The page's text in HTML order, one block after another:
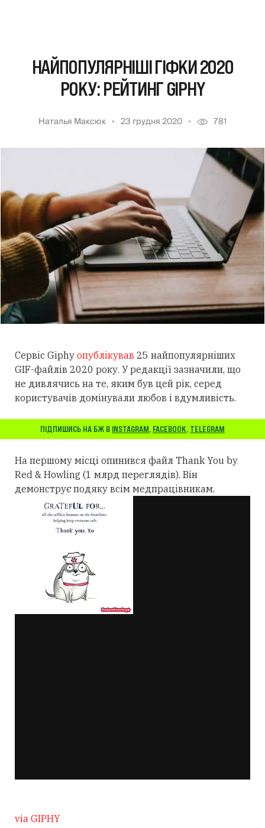
НАЙПОПУЛЯРНІШІ ГІФКИ 2020
РОКУ: РЕЙТИНГ GIPHY
Наталья Максюк 23 грудня 2020 781
Сервіс Giphy опублікував 25 найпопулярніших
GIF-файлів 2020 року. У редакції зазначили, що
не дивлячись на те, яким був цей рік, серед
користувачів домінували любов і вдумливість.
ПІДПИШИСЬ НА БЖ В INSTAGRAM, FACEBOOK, TELEGRAM
На першому місці опинився файл Thank You by
Red & Howling (1 млрд переглядів). Він
демонструє подяку всім медпрацівникам.
via GIPHY